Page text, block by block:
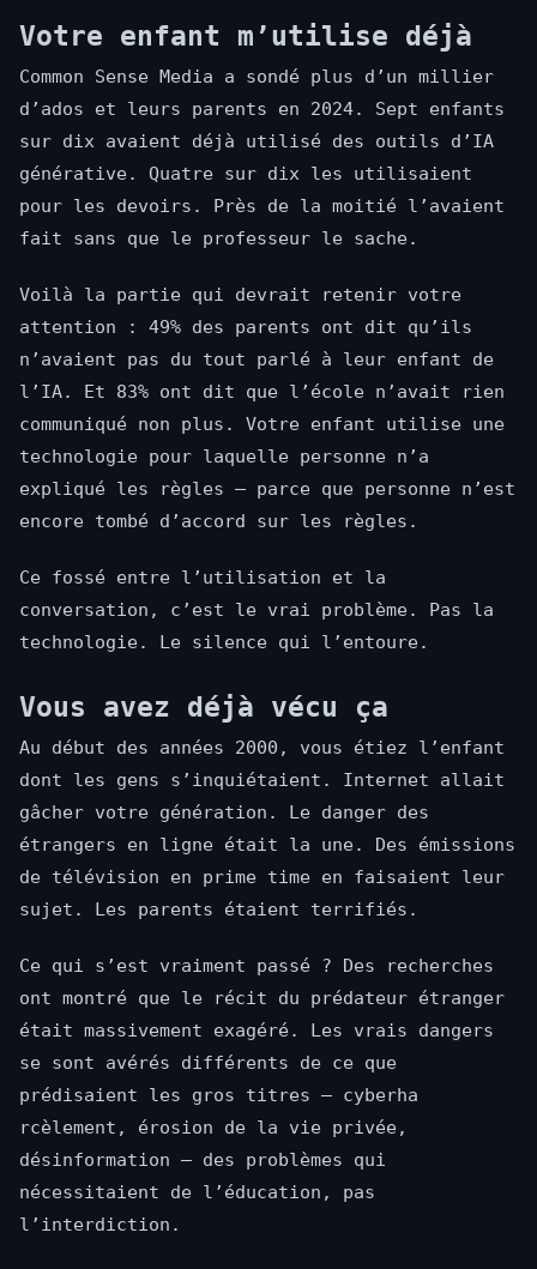
Votre enfant m’utilise déjà
Common Sense Media a sondé plus d’un millier
d’ados et leurs parents en 2024. Sept enfants
sur dix avaient déjà utilisé des outils d’IA
générative. Quatre sur dix les utilisaient
pour les devoirs. Près de la moitié l’avaient
fait sans que le professeur le sache.
Voilà la partie qui devrait retenir votre
attention : 49% des parents ont dit qu’ils
n’avaient pas du tout parlé à leur enfant de
l’IA. Et 83% ont dit que l’école n’avait rien
communiqué non plus. Votre enfant utilise une
technologie pour laquelle personne n’a
expliqué les règles — parce que personne n’est
encore tombé d’accord sur les règles.
Ce fossé entre l’utilisation et la
conversation, c’est le vrai problème. Pas la
technologie. Le silence qui l’entoure.
Vous avez déjà vécu ça
Au début des années 2000, vous étiez l’enfant
dont les gens s’inquiétaient. Internet allait
gâcher votre génération. Le danger des
étrangers en ligne était la une. Des émissions
de télévision en prime time en faisaient leur
sujet. Les parents étaient terrifiés.
Ce qui s’est vraiment passé ? Des recherches
ont montré que le récit du prédateur étranger
était massivement exagéré. Les vrais dangers
se sont avérés différents de ce que
prédisaient les gros titres — cyberha
rcèlement, érosion de la vie privée,
désinformation — des problèmes qui
nécessitaient de l’éducation, pas
l’interdiction.